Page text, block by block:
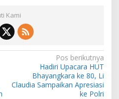
Kami
Pos berikutnya
Hadiri Upacara HUT
Bhayangkara ke 80, Li
Claudia Sampaikan Apresiasi
ke Polri